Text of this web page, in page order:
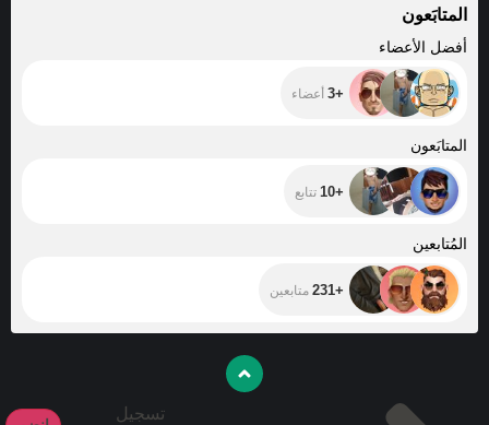
المتابَعون
أفضل الأعضاء
+3 أعضاء
المتابَعون
+10 تتابع
المُتابعين
+231 متابعين
تسجيل